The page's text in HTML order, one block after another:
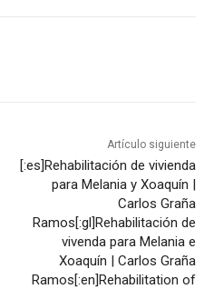
Artículo siguiente
[:es]Rehabilitación de vivienda
para Melania y Xoaquín |
Carlos Graña
Ramos[:gl]Rehabilitación de
vivenda para Melania e
Xoaquín | Carlos Graña
Ramos[:en]Rehabilitation of